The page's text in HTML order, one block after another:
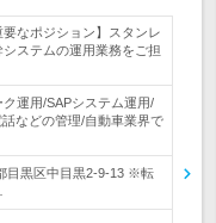
要なポジション】スタンレ
ステムの運用業務をご担
運用/SAPシステム運用/
などの管理/自動車業界で
目黒区中目黒2-9-13 ※転